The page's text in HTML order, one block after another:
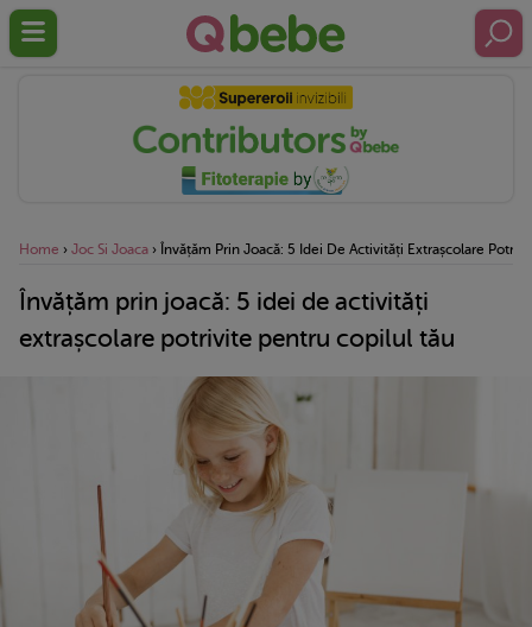
Home › Joc Si Joaca › Învățăm Prin Joacă: 5 Idei De Activități Extrașcolare
Învățăm prin joacă: 5 idei de activități
extrașcolare potrivite pentru copilul tău